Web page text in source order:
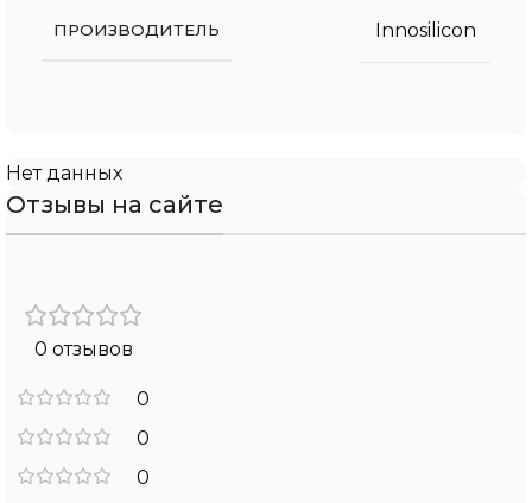
ПРОИЗВОДИТЕЛЬ Innosilicon
Нет данных
Отзывы на сайте
0 отзывов
0
0
0